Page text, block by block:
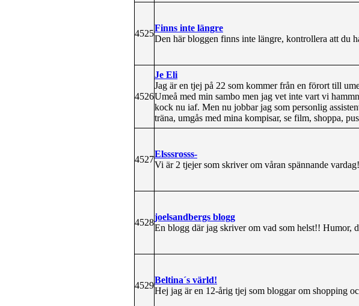
4525
Finns inte längre
Den här bloggen finns inte längre, kontrollera att du
4526
Je Eli
Jag är en tjej på 22 som kommer från en förort till
Umeå med min sambo men jag vet inte vart vi
kock nu iaf. Men nu jobbar jag som personlig
träna, umgås med mina kompisar, se film, shoppa,
4527
Elsssrosss-
Vi är 2 tjejer som skriver om våran spännande vardag!
4528
joelsandbergs blogg
En blogg där jag skriver om vad som helst!! Humor,
4529
Beltina´s värld!
Hej jag är en 12-årig tjej som bloggar om shopping